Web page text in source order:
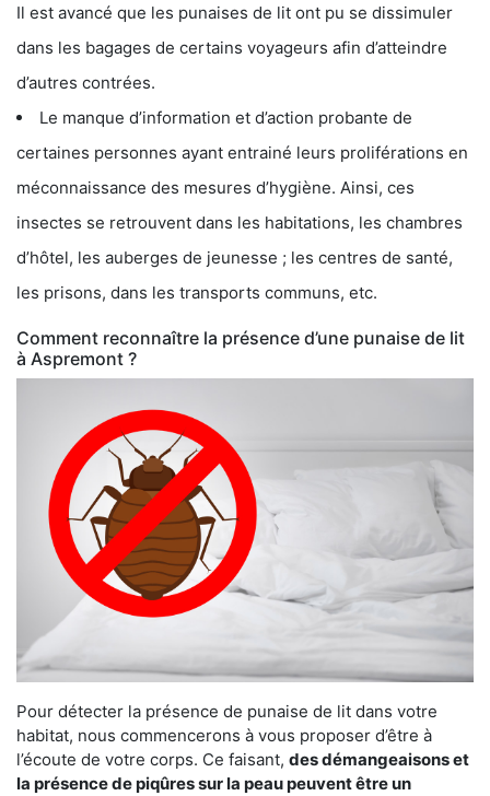
Il est avancé que les punaises de lit ont pu se dissimuler
dans les bagages de certains voyageurs afin d’atteindre
d’autres contrées.
Le manque d’information et d’action probante de
certaines personnes ayant entrainé leurs proliférations en
méconnaissance des mesures d’hygiène. Ainsi, ces
insectes se retrouvent dans les habitations, les chambres
d’hôtel, les auberges de jeunesse ; les centres de santé,
les prisons, dans les transports communs, etc.
Comment reconnaître la présence d’une punaise de lit
à Aspremont ?
Pour détecter la présence de punaise de lit dans votre
habitat, nous commencerons à vous proposer d’être à
l’écoute de votre corps. Ce faisant, des démangeaisons et
la présence de piqûres sur la peau peuvent être un